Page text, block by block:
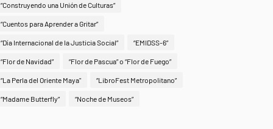
“Construyendo una Unión de Culturas”
“Cuentos para Aprender a Gritar”
“Día Internacional de la Justicia Social” “EMIDSS-6”
“Flor de Navidad” “Flor de Pascua” o “Flor de Fuego”
“La Perla del Oriente Maya" “LibroFest Metropolitano”
“Madame Butterfly” “Noche de Museos”